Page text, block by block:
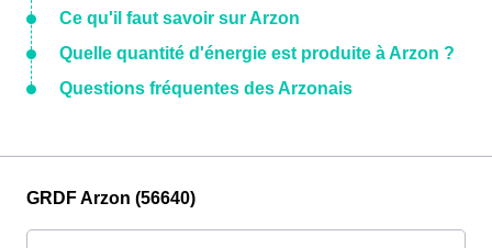
Ce qu'il faut savoir sur Arzon
Quelle quantité d'énergie est produite à Arzon ?
Questions fréquentes des Arzonais
GRDF Arzon (56640)